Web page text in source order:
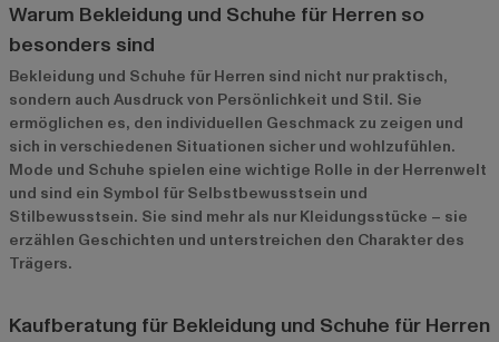
Warum Bekleidung und Schuhe für Herren so
besonders sind
Bekleidung und Schuhe für Herren sind nicht nur praktisch,
sondern auch Ausdruck von Persönlichkeit und Stil. Sie
ermöglichen es, den individuellen Geschmack zu zeigen und
sich in verschiedenen Situationen sicher und wohlzufühlen.
Mode und Schuhe spielen eine wichtige Rolle in der Herrenwelt
und sind ein Symbol für Selbstbewusstsein und
Stilbewusstsein. Sie sind mehr als nur Kleidungsstücke – sie
erzählen Geschichten und unterstreichen den Charakter des
Trägers.
Kaufberatung für Bekleidung und Schuhe für Herren